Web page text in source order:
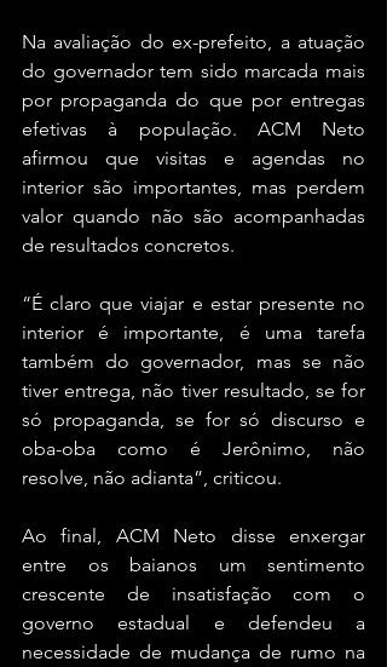
Na avaliação do ex-prefeito, a atuação
do governador tem sido marcada mais
por propaganda do que por entregas
efetivas à população. ACM Neto
afirmou que visitas e agendas no
interior são importantes, mas perdem
valor quando não são acompanhadas
de resultados concretos.
“É claro que viajar e estar presente no
interior é importante, é uma tarefa
também do governador, mas se não
tiver entrega, não tiver resultado, se for
só propaganda, se for só discurso e
oba-oba como é Jerônimo, não
resolve, não adianta”, criticou.
Ao final, ACM Neto disse enxergar
entre os baianos um sentimento
crescente de insatisfação com o
governo estadual e defendeu a
necessidade de mudança de rumo na